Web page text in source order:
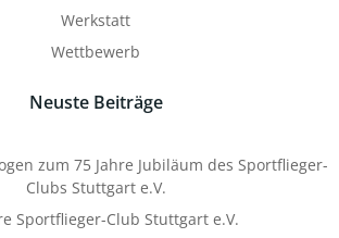
Werkstatt
Wettbewerb
Neuste Beiträge
zum 75 Jahre Jubiläum des Sportflieger-
Clubs Stuttgart e.V.
Sportflieger-Club Stuttgart e.V.